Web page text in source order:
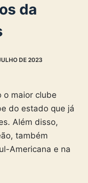
da
DE 2023
o maior clube
do estado que já
Além disso,
também
Americana e na